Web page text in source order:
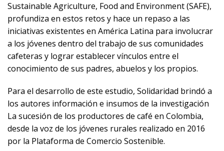
Sustainable Agriculture, Food and Environment (SAFE),
profundiza en estos retos y hace un repaso a las
iniciativas existentes en América Latina para involucrar
a los jóvenes dentro del trabajo de sus comunidades
cafeteras y lograr establecer vínculos entre el
conocimiento de sus padres, abuelos y los propios.
Para el desarrollo de este estudio, Solidaridad brindó a
los autores información e insumos de la investigación
La sucesión de los productores de café en Colombia,
desde la voz de los jóvenes rurales realizado en 2016
por la Plataforma de Comercio Sostenible.